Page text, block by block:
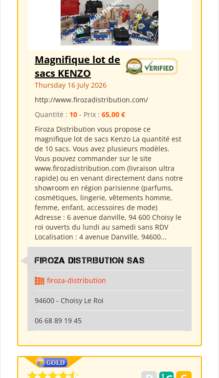
Magnifique lot de
sacs KENZO
Thursday 16 July 2026
http://www.firozadistribution.com/
Quantité : 10 - Prix : 65,00 €
Firoza Distribution vous propose ce
magnifique lot de sacs Kenzo La quantité est
de 10 sacs. Vous avez plusieurs modèles.
Vous pouvez commander sur le site
www.firozadistribution.com (livraison ultra
rapide) ou en venant directement dans notre
showroom en région parisienne (parfums,
cosmétiques, lingerie, vêtements homme,
femme, enfant, accessoires de mode)
Adresse : 6 avenue danville, 94 600 Choisy le
roi ouverts du lundi au samedi sans RDV
Localisation : 4 avenue Danville, 94600...
Firoza Distribution SAS
firoza-distribution
94600 - Choisy Le Roi
06 68 89 19 45